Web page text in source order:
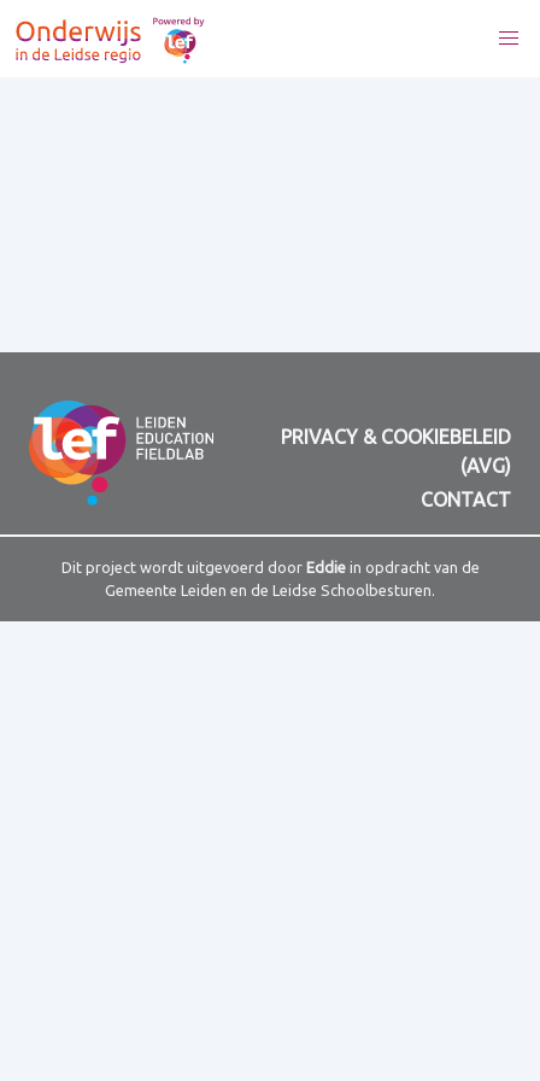
PRIVACY & COOKIEBELEID
(AVG)
CONTACT
Dit project wordt uitgevoerd door Eddiein opdracht van de
Gemeente Leiden en de Leidse Schoolbesturen.